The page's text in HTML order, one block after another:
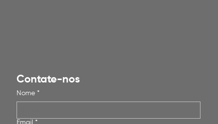
Contate-nos
Nome *
Email *